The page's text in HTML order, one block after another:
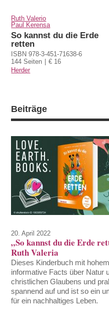
Ruth Valerio
Paul Kerensa
So kannst du die Erde
retten
ISBN 978-3-451-71638-6
144 Seiten
€ 16
Herder
Beiträge
20. April 2022
„So kannst du die Erde
Ruth Valeria
Dieses Kinderbuch mit
informative Facts über Natur
christlichen Glaubens und
spannend auf und ist so ein
für ein nachhaltiges Leben.